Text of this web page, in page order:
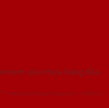
cửa nhựa hàng đầu
- www.bancuanhua.com | Đơn vị